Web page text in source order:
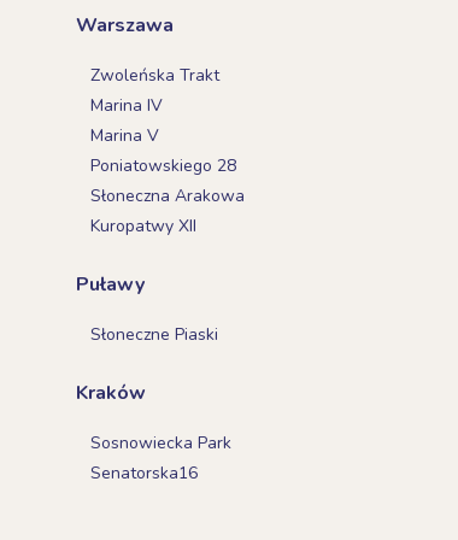
Warszawa
Zwoleńska Trakt
Marina IV
Marina V
Poniatowskiego 28
Słoneczna Arakowa
Kuropatwy XII
Puławy
Słoneczne Piaski
Kraków
Sosnowiecka Park
Senatorska16